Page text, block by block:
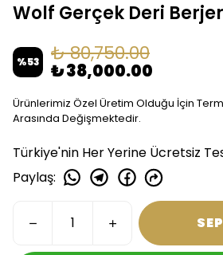
Wolf Gerçek Deri Berjer
%53 ₺ 80,750.00
₺ 38,000.00
Ürünlerimiz Özel Üretim Olduğu İçin
Arasında Değişmektedir.
Türkiye'nin Her Yerine Ücretsiz
Paylaş: